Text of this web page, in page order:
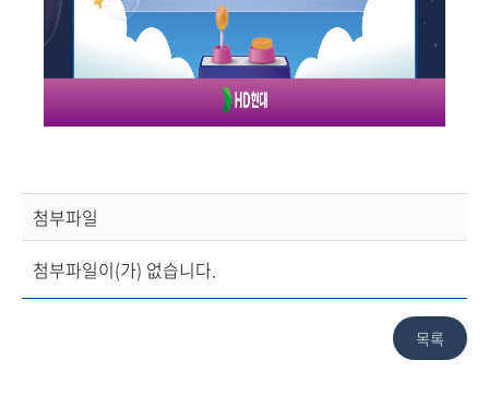
첨부파일
첨부파일이(가) 없습니다.